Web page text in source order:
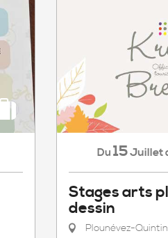
Du 15Juillet
Stages arts
dessin
Plounévez-Quintin